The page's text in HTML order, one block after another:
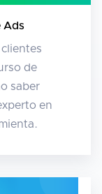
Ads
de
saber
en